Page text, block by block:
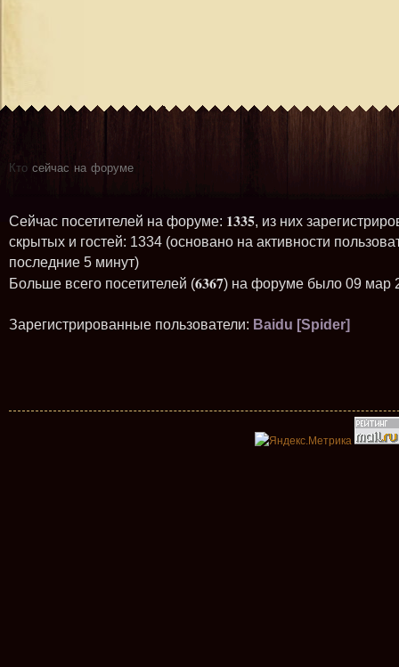
Кто сейчас на форуме
Сейчас посетителей на форуме: 1335, из них
скрытых и гостей: 1334 (основано на активности
последние 5 минут)
Больше всего посетителей (6367) на форуме было 09 мар
Зарегистрированные пользователи: Baidu [Spider]